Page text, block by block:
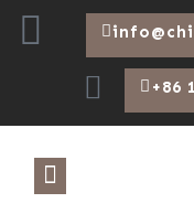
+86